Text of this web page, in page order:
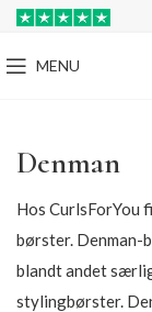
MENU
Denman
Hos CurlsForYou
børster. Denman-
blandt andet
stylingbørster.